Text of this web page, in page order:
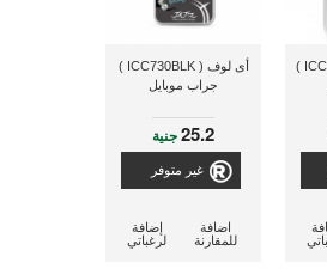
أى لوف ( ICC729CHR )
أى لوف ( ICC730BLK )
جراب موبايل
25.2جنية
غير متوفر
إضافة
لرغباتي
اضافة
للمقارنة